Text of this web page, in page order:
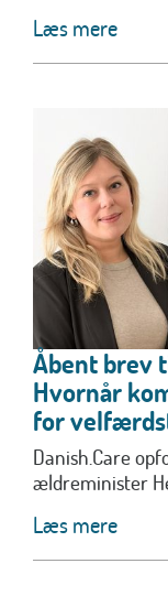
Læs mere
Åbent brev
Hvornår
for
Danish.Care
ældreminister
Læs mere